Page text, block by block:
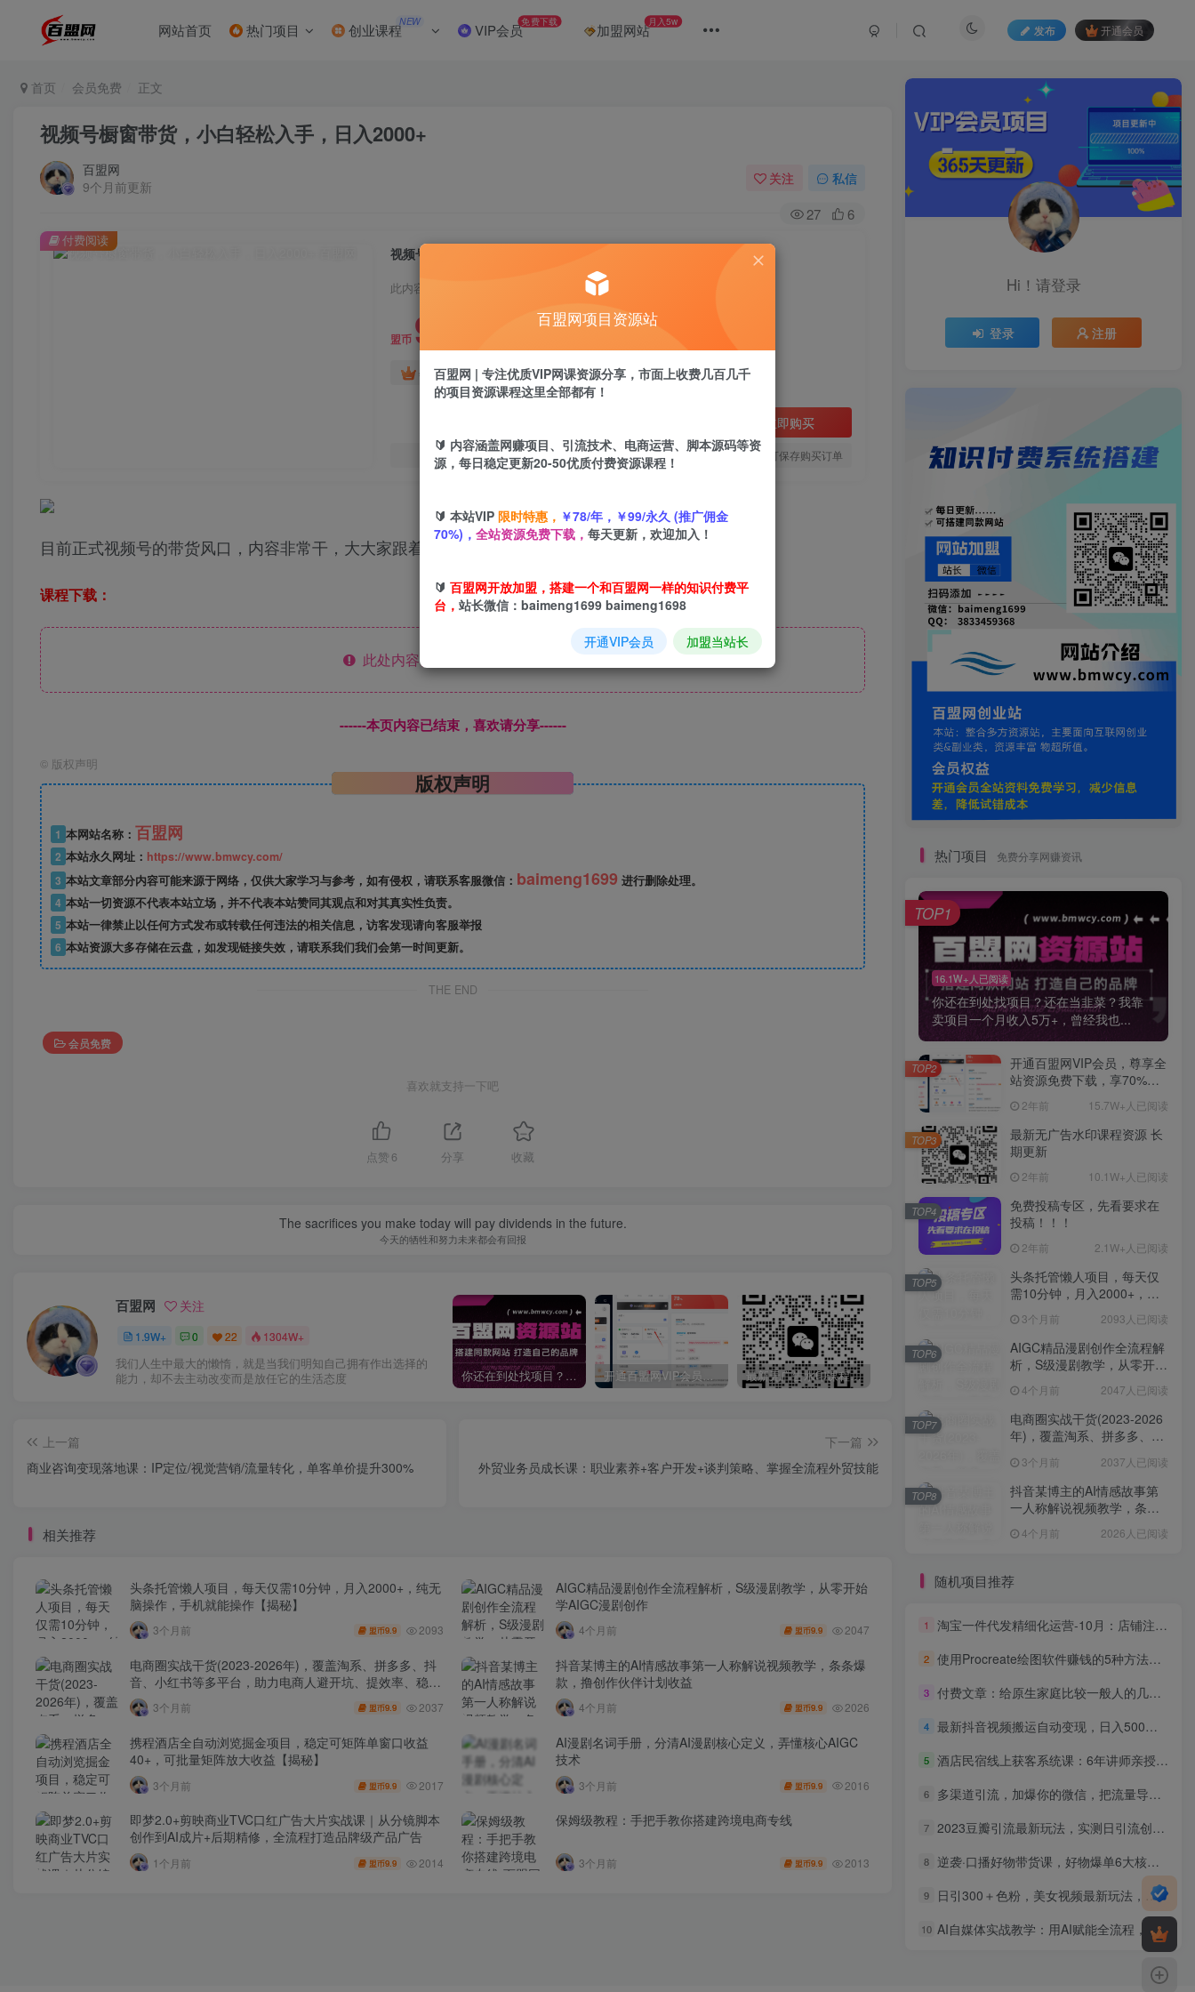
网站首页 热门项目 创业课程NEW VIP会员免费下载 加盟网站月入5w
发布 开通会员
首页 会员免费 正文
视频号橱窗带货，小白轻松入手，日入2000+
百盟网
9个月前更新
关注 私信
27 6
视频号橱窗带货，小白轻松入手，日入2000+
此内容为付费阅读，请付费后查看
盟币 9.9
年卡会员免费 永久会员免费
立即购买
您当前未登录！建议登陆后购买，可保存购买订单
付费阅读
目前正式视频号的带货风口，内容非常干，大大家跟着干就完了
课程下载：
此处内容已隐藏，请付费后查看
------本页内容已结束，喜欢请分享------
© 版权声明
版权声明
1 本网站名称： 百盟网
2 本站永久网址： https://www.bmwcy.com/
3 本站文章部分内容可能来源于网络，仅供大家学习与参考，如有侵权，请联系客服微信： baimeng1699 进行删除处理。
4 本站一切资源不代表本站立场，并不代表本站赞同其观点和对其真实性负责。
5 本站一律禁止以任何方式发布或转载任何违法的相关信息，访客发现请向客服举报
6 本站资源大多存储在云盘，如发现链接失效，请联系我们我们会第一时间更新。
THE END
会员免费
喜欢就支持一下吧
点赞 6 分享 收藏
The sacrifices you make today will pay dividends in the future.
今天的牺牲和努力未来都会有回报
百盟网 关注
1.9W+ 0 22 1304W+
我们人生中最大的懒惰，就是当我们明知自己拥有作出选择的
能力，却不去主动改变而是放任它的生活态度
你还在到处找项目？还在当韭菜？我靠卖项目一个月收入5万+，曾经我也是个失败者。 最新无广告水印课程资源 长期更新 头条托管懒人项目，每天仅需10分钟，月入2000+，纯无脑操作，手机就能操作【揭秘】
上一篇
商业咨询变现落地课：IP定位/视觉营销/流量转化，单客单价提升300%
下一篇
外贸业务员成长课：职业素养+客户开发+谈判策略、掌握全流程外贸技能
相关推荐
头条托管懒人项目，每天仅需10分钟，月入2000+，纯无
脑操作，手机就能操作【揭秘】
3个月前 盟币9.9 2093
AIGC精品漫剧创作全流程解析，S级漫剧教学，从零开始
学AIGC漫剧创作
4个月前 盟币9.9 2047
电商圈实战干货(2023-2026年)，覆盖淘系、拼多多、抖
音、小红书等多平台，助力电商人避开坑、提效率、稳盈
利(更新4月)
3个月前 盟币9.9 2037
抖音某博主的AI情感故事第一人称解说视频教学，条条爆
款，撸创作伙伴计划收益
4个月前 盟币9.9 2026
携程酒店全自动浏览掘金项目，稳定可矩阵单窗口收益
40+，可批量矩阵放大收益【揭秘】
3个月前 盟币9.9 2017
AI漫剧名词手册，分清AI漫剧核心定义，弄懂核心AIGC
技术
3个月前 盟币9.9 2016
即梦2.0+剪映商业TVC口红广告大片实战课｜从分镜脚本
创作到AI成片+后期精修，全流程打造品牌级产品广告
1个月前 盟币9.9 2014
保姆级教程：手把手教你搭建跨境电商专线
3个月前 盟币9.9 2013
Hi！请登录
登录 注册
热门项目 免费分享网赚资讯
16.1W+人已阅读
你还在到处找项目？还在当韭菜？我靠
卖项目一个月收入5万+，曾经我也...
TOP1
开通百盟网VIP会员，尊享全
站资源免费下载，享70%的
惠】2年前 15.7W+人已阅读
TOP2
最新无广告水印课程资源 长
期更新
2年前 10.1W+人已阅读
TOP3
免费投稿专区，先看要求在
投稿！！！
2年前 2.1W+人已阅读
TOP4
头条托管懒人项目，每天仅
需10分钟，月入2000+，纯
【揭秘】
3个月前 2093人已阅读
TOP5
AIGC精品漫剧创作全流程解
析，S级漫剧教学，从零开始
4个月前 2047人已阅读
TOP6
电商圈实战干货(2023-2026
年)，覆盖淘系、拼多多、抖
电商人避开坑、提效率、稳
盈利(更新4月)
3个月前 2037人已阅读
TOP7
抖音某博主的AI情感故事第
一人称解说视频教学，条条
4个月前 2026人已阅读
TOP8
随机项目推荐
1 淘宝一件代发精细化运营-10月：店铺注册+货源对接+零囤货，单店月入1.5w
2 使用Procreate绘图软件赚钱的5种方法，轻松月入3700美元，操作简单
3 付费文章：给原生家庭比较一般人的几点建议，打破阶层局限，实现个人与家族代际向上跃升
4 最新抖音视频搬运自动变现，日入500＋！每天两小时，有手就行
5 酒店民宿线上获客系统课：6年讲师亲授×抖音小红书视频号×账号起号×爆款选题×直播落地×店铺运营×投流
6 多渠道引流，加爆你的微信，把流量导入到私域，这是每一个想要在互联网赚钱的人必须掌握的底层能力
7 2023豆瓣引流最新玩法，实测日引流创业粉300＋（7节视频课）
8 逆袭·口播好物带货课，好物爆单6大核心，口播带货强化训练营
9 日引300＋色粉，美女视频最新玩法，发一个爆一个
10 AI自媒体实战教学：用AI赋能全流程，从0到1轻松做自媒体
百盟网项目资源站
百盟网 | 专注优质VIP网课资源分享，市面上收费几百几千
的项目资源课程这里全部都有！
🔰 内容涵盖网赚项目、引流技术、电商运营、脚本源码等资
源，每日稳定更新20-50优质付费资源课程！
🔰 本站VIP 限时特惠， ￥78/年，￥99/永久 (推广佣金
70%)， 全站资源免费下载， 每天更新，欢迎加入！
🔰 百盟网开放加盟，搭建一个和百盟网一样的知识付费平
台， 站长微信：baimeng1699 baimeng1698
开通VIP会员 加盟当站长